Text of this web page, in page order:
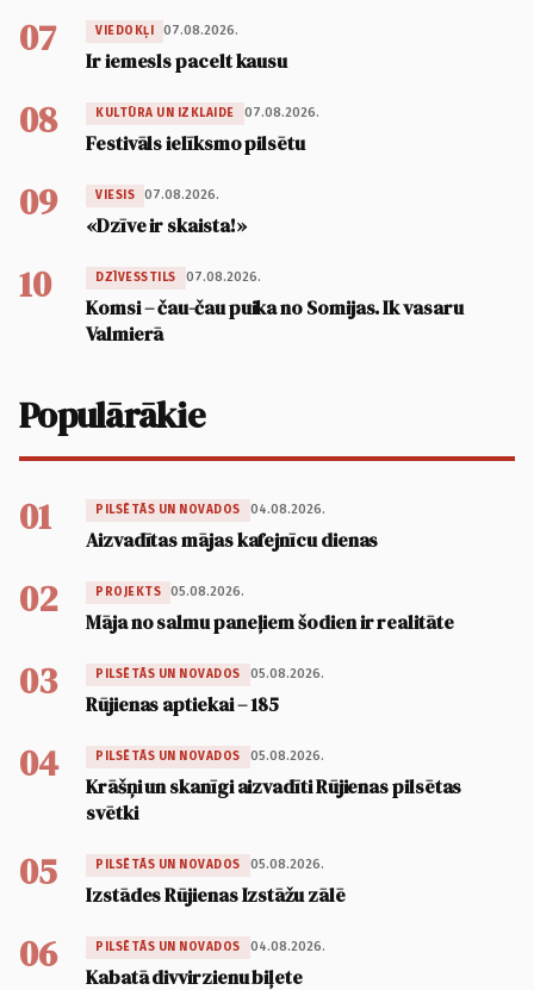
07 VIEDOKĻI 07.08.2026.
Ir iemesls pacelt kausu
08 KULTŪRA UN IZKLAIDE 07.08.2026.
Festivāls ielīksmo pilsētu
09 VIESIS 07.08.2026.
«Dzīve ir skaista!»
10 DZĪVESSTILS 07.08.2026.
Komsi – čau-čau puika no Somijas. Ik vasaru
Valmierā
Populārākie
01 PILSĒTĀS UN NOVADOS 04.08.2026.
Aizvadītas mājas kafejnīcu dienas
02 PROJEKTS 05.08.2026.
Māja no salmu paneļiem šodien ir realitāte
03 PILSĒTĀS UN NOVADOS 05.08.2026.
Rūjienas aptiekai – 185
04 PILSĒTĀS UN NOVADOS 05.08.2026.
Krāšņi un skanīgi aizvadīti Rūjienas pilsētas
svētki
05 PILSĒTĀS UN NOVADOS 05.08.2026.
Izstādes Rūjienas Izstāžu zālē
06 PILSĒTĀS UN NOVADOS 04.08.2026.
Kabatā divvirzienu biļete